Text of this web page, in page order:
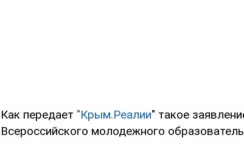
Как передает "Крым.Реалии" такое
Всероссийского молодежного